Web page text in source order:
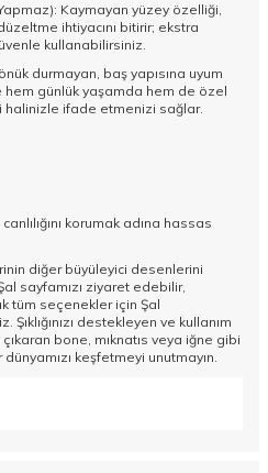
Kaymayan yüzey özelliği,
ihtiyacını bitirir; ekstra
kullanabilirsiniz.
durmayan, baş yapısına uyum
hem günlük yaşamda hem de özel
halinizle ifade etmenizi sağlar.
korumak adına hassas
diğer büyüleyici desenlerini
sayfamızı ziyaret edebilir,
tüm seçenekler için Şal
destekleyen ve kullanım
bone, mıknatıs veya iğne gibi
dünyamızı keşfetmeyi unutmayın.